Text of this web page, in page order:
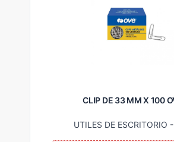
CLIP DE 33 MM X 100
UTILES DE ESCRITORIO -